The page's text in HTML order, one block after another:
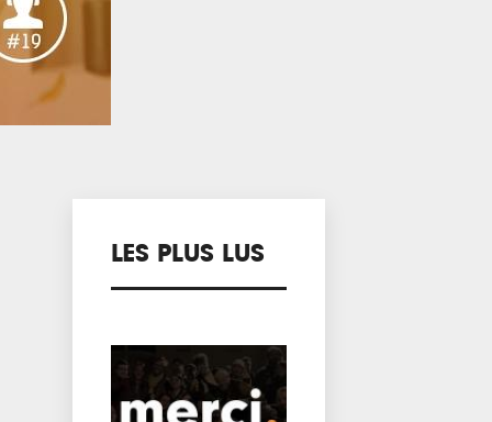
LES PLUS LUS